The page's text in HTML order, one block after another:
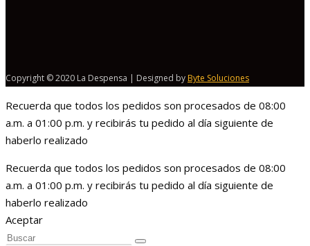
Copyright © 2020 La Despensa | Designed by Byte Soluciones
Recuerda que todos los pedidos son procesados de 08:00
a.m. a 01:00 p.m. y recibirás tu pedido al día siguiente de
haberlo realizado
Recuerda que todos los pedidos son procesados de 08:00
a.m. a 01:00 p.m. y recibirás tu pedido al día siguiente de
haberlo realizado
Aceptar